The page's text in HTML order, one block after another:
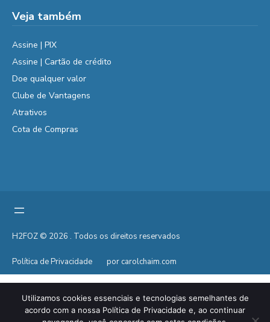
Veja também
Assine | PIX
Assine | Cartão de crédito
Doe qualquer valor
Clube de Vantagens
Atrativos
Cota de Compras
H2FOZ © 2026 . Todos os direitos reservados
Política de Privacidade por carolchaim.com
Utilizamos cookies essenciais e tecnologias semelhantes de
acordo com a nossa Política de Privacidade e, ao continuar